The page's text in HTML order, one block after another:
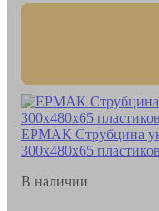
ЕРМАК Струбцина
300x480x65
В наличии